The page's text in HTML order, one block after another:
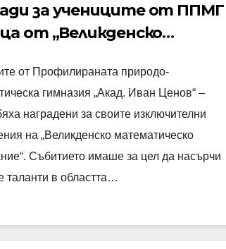
за учениците от ППМГ
от „Великденско
от Профилираната природо-
гимназия „Акад. Иван Ценов“ –
наградени за своите изключителни
на „Великденско математическо
Събитието имаше за цел да насърчи
таланти в областта…